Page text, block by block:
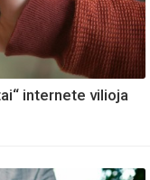
internete vilioja